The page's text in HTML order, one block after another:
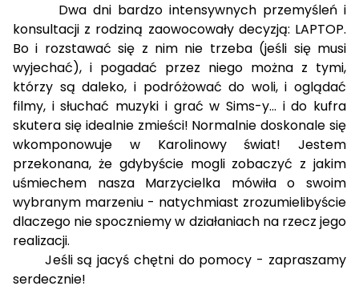
Dwa dni bardzo intensywnych przemyśleń i
konsultacji z rodziną zaowocowały decyzją: LAPTOP.
Bo i rozstawać się z nim nie trzeba (jeśli się musi
wyjechać), i pogadać przez niego można z tymi,
którzy są daleko, i podróżować do woli, i oglądać
filmy, i słuchać muzyki i grać w Sims-y... i do kufra
skutera się idealnie zmieści! Normalnie doskonale się
wkomponowuje w Karolinowy świat! Jestem
przekonana, że gdybyście mogli zobaczyć z jakim
uśmiechem nasza Marzycielka mówiła o swoim
wybranym marzeniu - natychmiast zrozumielibyście
dlaczego nie spoczniemy w działaniach na rzecz jego
realizacji.
Jeśli są jacyś chętni do pomocy - zapraszamy
serdecznie!